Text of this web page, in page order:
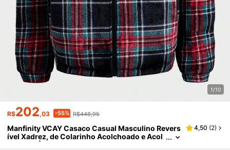
1/10
R$202,03 -55% R$448,95
Manfinity VCAY Casaco Casual Masculino Revers
ível Xadrez, de Colarinho Acolchoado e Acol
choado, À Prova de Vento e Quente, Agasalh
4,50 (2)